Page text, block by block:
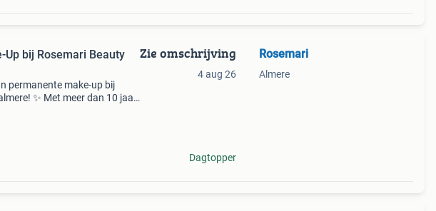
Up bij Rosemari Beauty
permanente make-up bij
✨ Met meer dan 10 jaar
Zie omschrijving
4 aug 26
Dagtopper
Rosemari
Almere